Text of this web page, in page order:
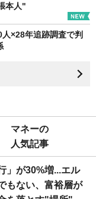
本人"
×28年追跡調査で判
マネーの
人気記事
」が30%増...エル
もない、富裕層が